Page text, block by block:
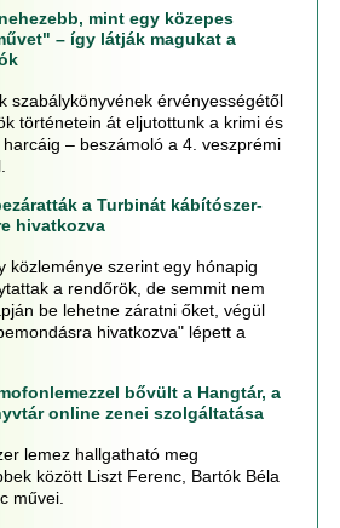
mint egy közepes
– így látják magukat a
szabálykönyvének érvényességétől
történetein át eljutottunk a krimi és
– beszámoló a 4. veszprémi
a Turbinát kábítószer-
hivatkozva
közleménye szerint egy hónapig
a rendőrök, de semmit nem
be lehetne záratni őket, végül
hivatkozva" lépett a
bővült a Hangtár, a
online zenei szolgáltatása
lemez hallgatható meg
között Liszt Ferenc, Bartók Béla
művei.